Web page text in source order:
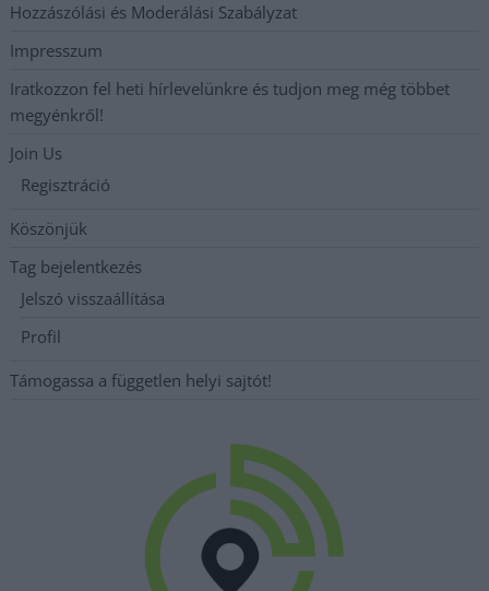
Hozzászólási és Moderálási Szabályzat
Impresszum
Iratkozzon fel heti hírlevelünkre és tudjon meg még többet
megyénkről!
Join Us
Regisztráció
Köszönjük
Tag bejelentkezés
Jelszó visszaállítása
Profil
Támogassa a független helyi sajtót!